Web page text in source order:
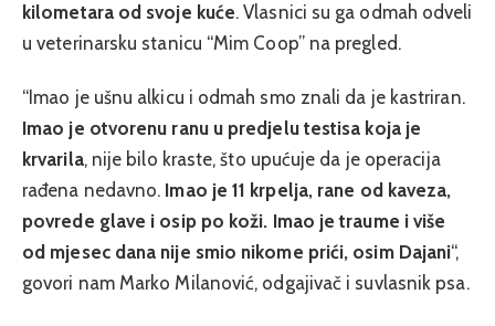
kilometara od svoje kuće. Vlasnici su ga odmah odveli
u veterinarsku stanicu “Mim Coop” na pregled.
“Imao je ušnu alkicu i odmah smo znali da je kastriran.
Imao je otvorenu ranu u predjelu testisa koja je
krvarila, nije bilo kraste, što upućuje da je operacija
rađena nedavno. Imao je 11 krpelja, rane od kaveza,
povrede glave i osip po koži. Imao je traume i više
od mjesec dana nije smio nikome prići, osim Dajani“,
govori nam Marko Milanović, odgajivač i suvlasnik psa.